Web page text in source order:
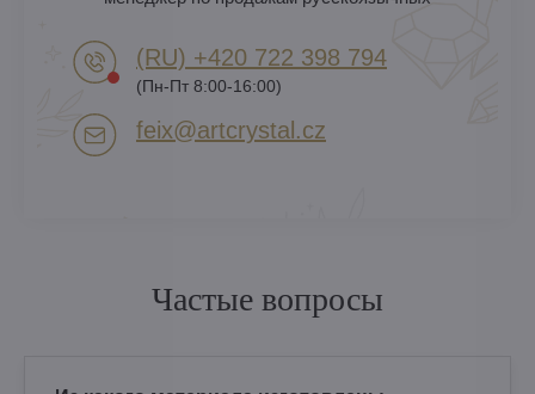
(RU) +420 722 398 794​
(Пн-Пт 8:00-16:00)
feix​@artcrystal​.cz
Частые вопросы